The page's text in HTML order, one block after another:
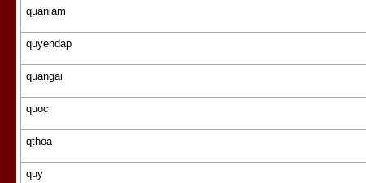
quanlam
quyendap
quangai
quoc
qthoa
quy